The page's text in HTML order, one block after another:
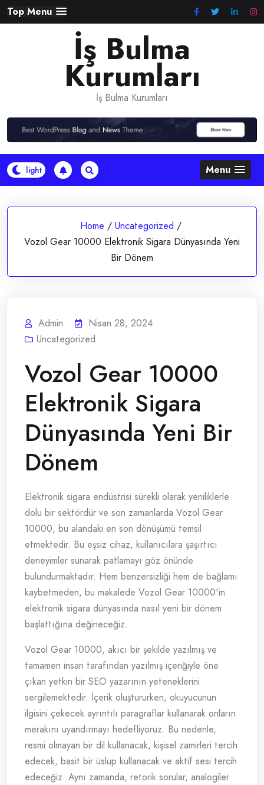
Skip
to
Top Menu
İş Bulma
Kurumları
İş Bulma Kurumları
Menu
Home / Uncategorized /
Vozol Gear 10000 Elektronik Sigara Dünyasında Yeni
Bir Dönem
Admin
Nisan 28, 2024
Uncategorized
Vozol Gear 10000
Elektronik Sigara
Dünyasında Yeni Bir
Dönem
Elektronik sigara endüstrisi sürekli olarak yeniliklerle
dolu bir sektördür ve son zamanlarda Vozol Gear
10000, bu alandaki en son dönüşümü temsil
etmektedir. Bu eşsiz cihaz, kullanıcılara şaşırtıcı
deneyimler sunarak patlamayı göz önünde
bulundurmaktadır. Hem benzersizliği hem de bağlamı
kaybetmeden, bu makalede Vozol Gear 10000'in
elektronik sigara dünyasında nasıl yeni bir dönem
başlattığına değineceğiz.
Vozol Gear 10000, akıcı bir şekilde yazılmış ve
tamamen insan tarafından yazılmış içeriğiyle öne
çıkan yetkin bir SEO yazarının yeteneklerini
sergilemektedir. İçerik oluştururken, okuyucunun
ilgisini çekecek ayrıntılı paragraflar kullanarak onların
merakını uyandırmayı hedefliyoruz. Bu nedenle,
resmi olmayan bir dil kullanacak, kişisel zamirleri tercih
edecek, basit bir üslup kullanacak ve aktif sesi tercih
edeceğiz. Aynı zamanda, retorik sorular, analogiler